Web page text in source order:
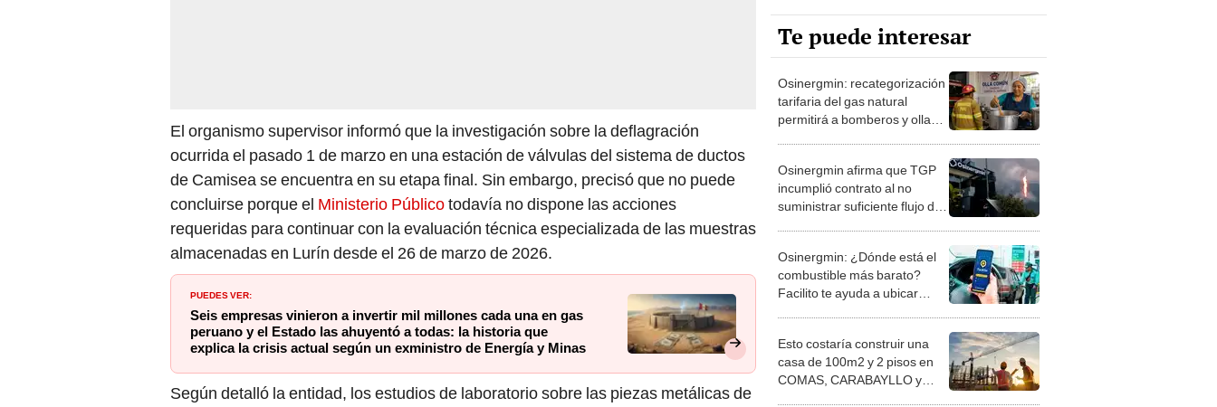
El organismo supervisor informó que la investigación sobre la deflagración
ocurrida el pasado 1 de marzo en una estación de válvulas del sistema de ductos
de Camisea se encuentra en su etapa final. Sin embargo, precisó que no puede
concluirse porque el Ministerio Públicotodavía no dispone las acciones
requeridas para continuar con la evaluación técnica especializada de las muestras
almacenadas en Lurín desde el 26 de marzo de 2026.
PUEDES VER:
Seis empresas vinieron a invertir mil millones cada una en gas
peruano y el Estado las ahuyentó a todas: la historia que
explica la crisis actual según un exministro de Energía y Minas
Según detalló la entidad, los estudios de laboratorio sobre las piezas metálicas de
Te puede interesar
Osinergmin: recategorización
tarifaria del gas natural
permitirá a bomberos y ollas
Osinergmin afirma que TGP
incumplió contrato al no
suministrar suficiente flujo de
Osinergmin: ¿Dónde está el
combustible más barato?
Facilito te ayuda a ubicar
Esto costaría construir una
casa de 100m2 y 2 pisos en
COMAS, CARABAYLLO y